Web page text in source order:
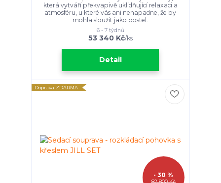
která vytváří překvapivě uklidňující relaxaci a
atmosféru, u které vás ani nenapadne, že by
mohla sloužit jako postel.
53 340 Kč/ks
6 - 7 týdnů
Detail
Doprava ZDARMA
- 30 %